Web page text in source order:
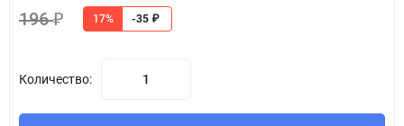
196₽ 17% -35 ₽
Количество: